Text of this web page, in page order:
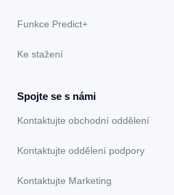
Funkce Predict+
Ke stažení
Spojte se s námi
Kontaktujte obchodní oddělení
Kontaktujte oddělení podpory
Kontaktujte Marketing